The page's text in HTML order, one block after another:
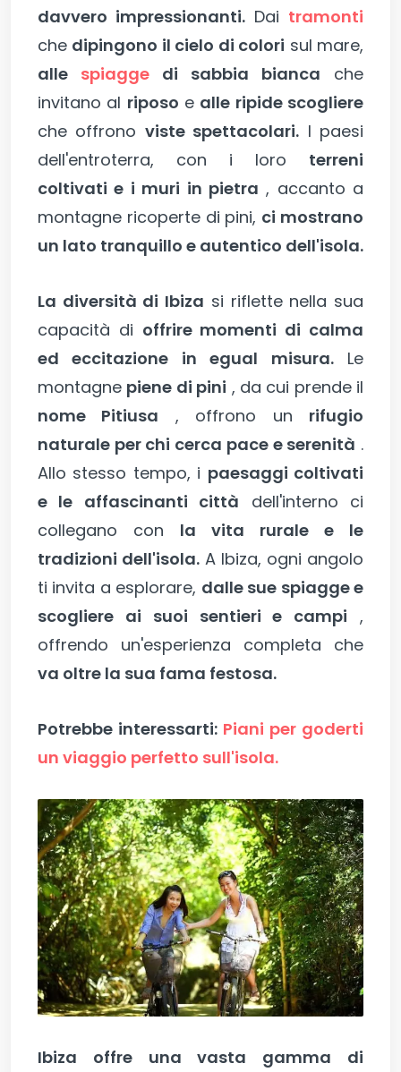
davvero impressionanti. Dai tramonti
che dipingono il cielo di colori sul mare,
alle spiagge di sabbia bianca che
invitano al riposo e alle ripide scogliere
che offrono viste spettacolari. I paesi
dell'entroterra, con i loro terreni
coltivati e i muri in pietra , accanto a
montagne ricoperte di pini, ci mostrano
un lato tranquillo e autentico dell'isola.
La diversità di Ibiza si riflette nella sua
capacità di offrire momenti di calma
ed eccitazione in egual misura.Le
montagne piene di pini , da cui prende il
nome Pitiusa , offrono un rifugio
naturale per chi cerca pace e serenità .
Allo stesso tempo, i paesaggi coltivati
e le affascinanti città dell'interno ci
collegano con la vita rurale e le
tradizioni dell'isola. A Ibiza, ogni angolo
ti invita a esplorare, dalle sue spiagge e
scogliere ai suoi sentieri e campi ,
offrendo un'esperienza completa che
va oltre la sua fama festosa.
Potrebbe interessarti: Piani per goderti
un viaggio perfetto sull'isola.
Ibiza offre una vasta gamma di